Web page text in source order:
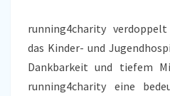
running4charity
das Kinder- und
Dankbarkeit und tiefem
running4charity eine